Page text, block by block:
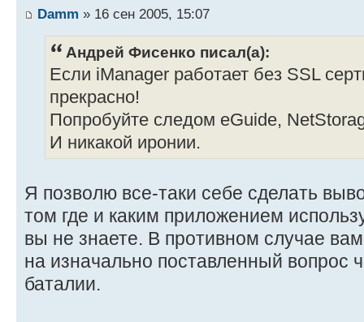
Damm » 16 сен 2005, 15:07
Андрей Фисенко писал(а):
Если iManager работает без SSL
прекрасно!
Попробуйте следом eGuide,
И никакой иронии.
Я позволю все-таки себе сделать
том где и каким приложением
вы не знаете. В противном случае
на изначально поставленный вопрос
баталии.